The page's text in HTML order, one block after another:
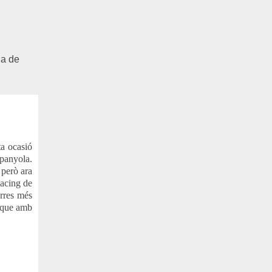
de
ocasió
ara
de
més
ue amb